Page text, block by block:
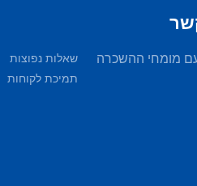
מומחי ההשכרה
שאלות נפוצות
תמיכת לקוחות